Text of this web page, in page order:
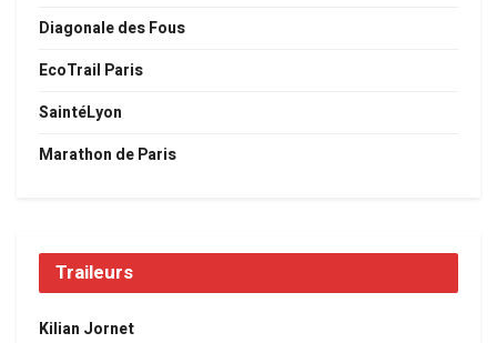
Diagonale des Fous
EcoTrail Paris
SaintéLyon
Marathon de Paris
Traileurs
Kilian Jornet